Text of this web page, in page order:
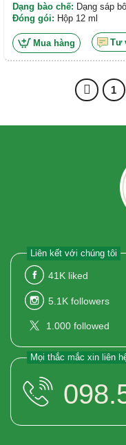
Dạng bào chế: Dạng sáp
ngoài da
Đóng gói: Hộp 12 ml
Mua hàng Tư
1
Liên kết với chúng tôi
41K liked
5.1K followers
1.000 followed
Mọi thắc mắc xin liên